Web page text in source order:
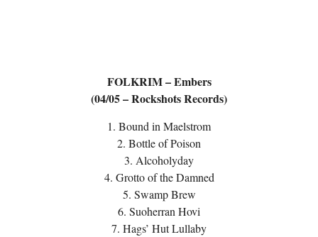
FOLKRIM – Embers
(04/05 – Rockshots Records)
1. Bound in Maelstrom
2. Bottle of Poison
3. Alcoholyday
4. Grotto of the Damned
5. Swamp Brew
6. Suoherran Hovi
7. Hags’ Hut Lullaby